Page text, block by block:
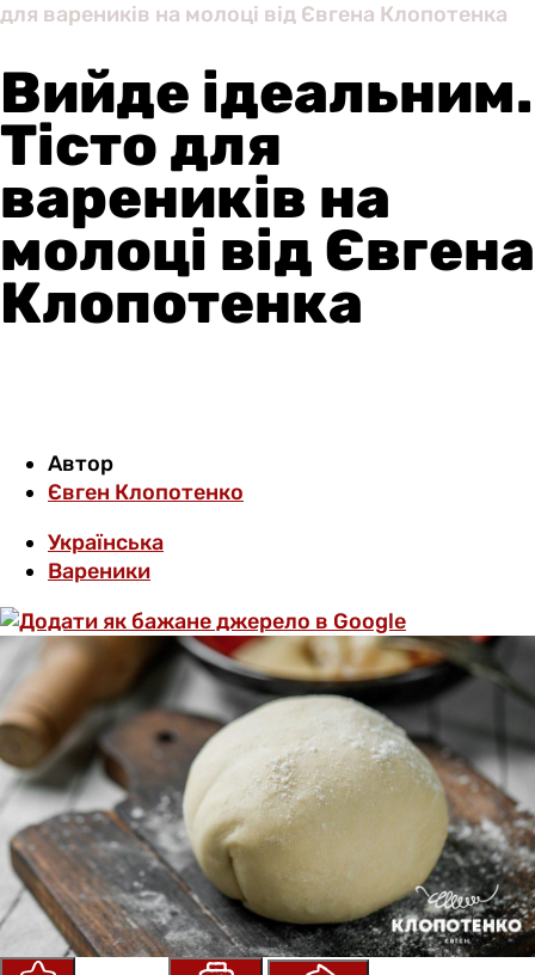
для вареників на молоці від Євгена Клопотенка
Вийде ідеальним.
Тісто для
вареників на
молоці від Євгена
Клопотенка
Автор
Євген Клопотенко
Українська
Вареники